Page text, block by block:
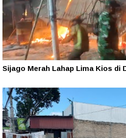
Sijago Merah Lahap Lima Kios di